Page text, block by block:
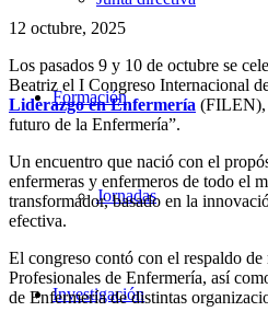
Formación
Jornadas
Investigación
12 octubre, 2025
Los pasados 9 y 10 de octubre se
Beatriz el I Congreso Internacional
Liderazgo en Enfermería (FILEN),
futuro de la Enfermería”.
Un encuentro que nació con el
enfermeras y enfermeros de todo el
transformador, basado en la
efectiva.
El congreso contó con el respaldo
Profesionales de Enfermería, así
de Enfermería de distintas